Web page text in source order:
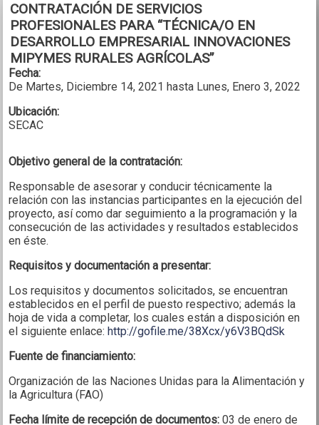
CONTRATACIÓN DE SERVICIOS
PROFESIONALES PARA “TÉCNICA/O EN
DESARROLLO EMPRESARIAL INNOVACIONES
MIPYMES RURALES AGRÍCOLAS”
Fecha:
De Martes, Diciembre 14, 2021 hasta Lunes, Enero 3, 2022
Ubicación:
SECAC
Objetivo general de la contratación:
Responsable de asesorar y conducir técnicamente la
relación con las instancias participantes en la ejecución del
proyecto, así como dar seguimiento a la programación y la
consecución de las actividades y resultados establecidos
en éste.
Requisitos y documentación a presentar:
Los requisitos y documentos solicitados, se encuentran
establecidos en el perfil de puesto respectivo; además la
hoja de vida a completar, los cuales están a disposición en
el siguiente enlace:http://gofile.me/38Xcx/y6V3BQdSk
Fuente de financiamiento:
Organización de las Naciones Unidas para la Alimentación y
la Agricultura (FAO)
Fecha límite de recepción de documentos: 03 de enero de